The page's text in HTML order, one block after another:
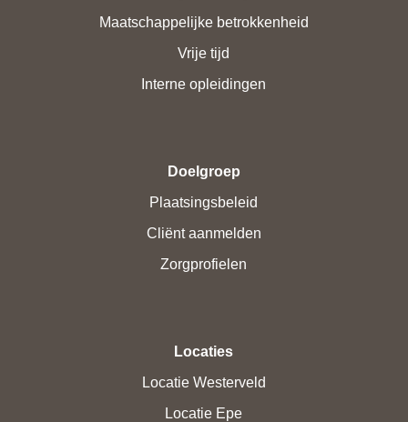
Maatschappelijke betrokkenheid
Vrije tijd
Interne opleidingen
Doelgroep
Plaatsingsbeleid
Cliënt aanmelden
Zorgprofielen
Locaties
Locatie Westerveld
Locatie Epe